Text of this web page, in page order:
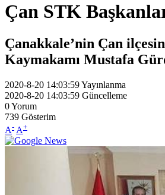
Çan STK
Çanakkale’nin Çan
Kaymakamı Mustafa
2020-8-20 14:03:59Yayınlanma
2020-8-20 14:03:59 Güncelleme
0Yorum
739 Gösterim
A- A+